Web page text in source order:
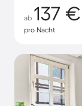
ab 137 €
pro Nacht